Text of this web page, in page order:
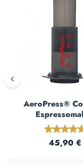
AeroPress®
Regulärer
45,90 €